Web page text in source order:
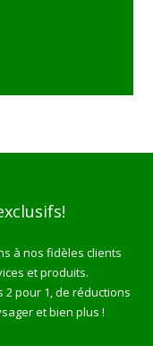
à nos fidèles clients
et produits.
pour 1, de réductions
et bien plus !